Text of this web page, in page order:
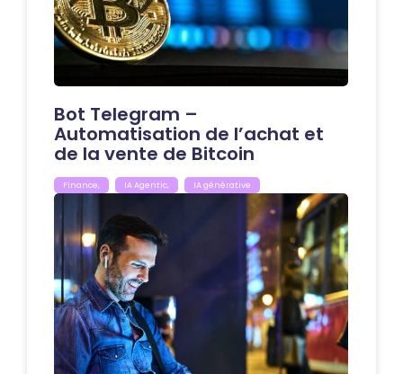
Bot Telegram –
Automatisation de l’achat et
de la vente de Bitcoin
Finance, IA Agentic, IA générative